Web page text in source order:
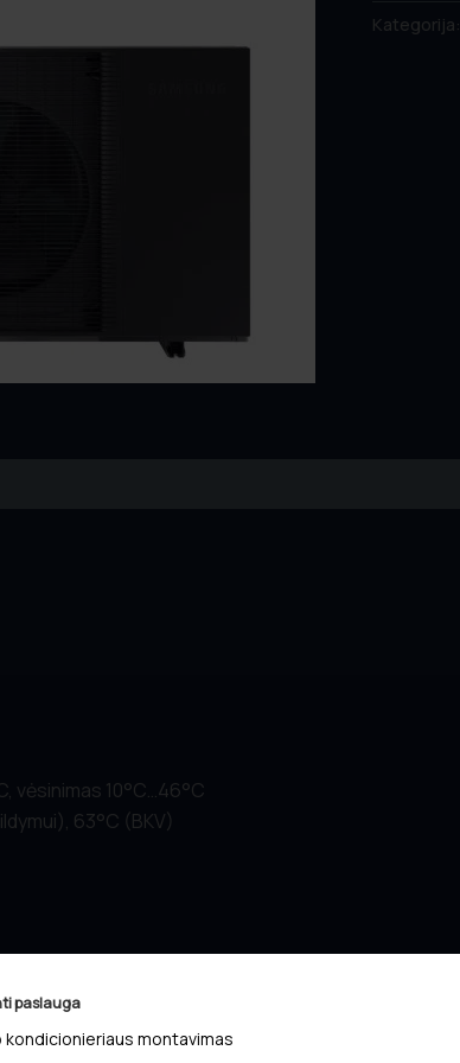
paslauga
kondicionieriaus montavimas
Kategorija:
vėsinimas 10°C…46°C
63°C (BKV)
prie -15°C)